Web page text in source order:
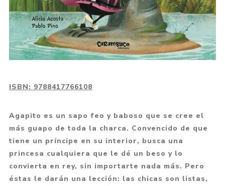
ISBN: 9788417766108
Agapito es un sapo feo y baboso que se cree el
más guapo de toda la charca. Convencido de que
tiene un príncipe en su interior, busca una
princesa cualquiera que le dé un beso y lo
convierta en rey, sin importarte nada más. Pero
éstas le darán una lección: las chicas son listas,